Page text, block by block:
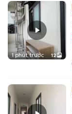
1 phút trước 12